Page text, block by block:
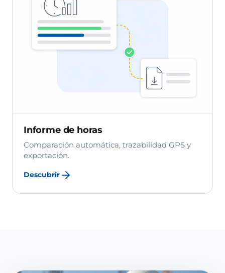
Informe de horas
Comparación automática, trazabilidad GPS y
exportación.
Descubrir